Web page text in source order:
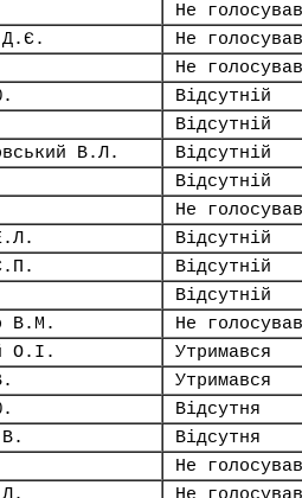
Не голосував
Д.Є.
Не голосував
Не голосував
Відсутній
Відсутній
В.Л.
Відсутній
Відсутній
Не голосував
Відсутній
Відсутній
Відсутній
В.М.
Не голосував
О.І.
Утримався
Утримався
Відсутня
Відсутня
Не голосував